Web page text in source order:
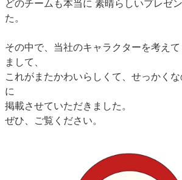
どのチームも本当に 素晴らしいプレゼ
た。
その中で、当社のキャラクターを考え
まして、
これがまたかわいらしくて、せっかく
に
掲載させていただきました。
ぜひ、ご覧ください。